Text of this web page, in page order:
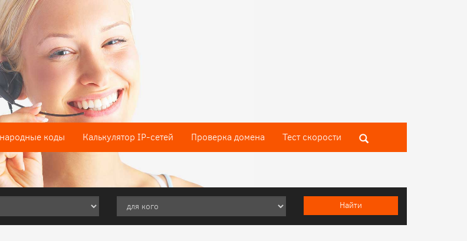
коды Калькулятор IP-сетей Проверка домена Тест скороcти